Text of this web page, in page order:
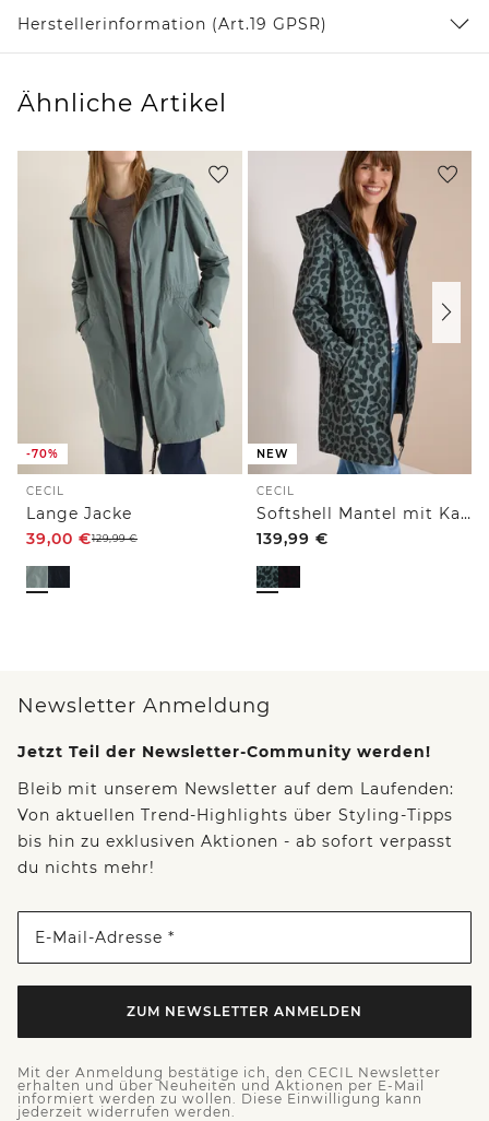
Herstellerinformation (Art.19 GPSR)
Ähnliche Artikel
-70%
CECIL
Lange Jacke
39,00 €129,99€
NEW
CECIL
Softshell Mantel mit Kapuze und Leo-Muster
139,99 €
Newsletter Anmeldung
Jetzt Teil der Newsletter-Community werden!
Bleib mit unserem Newsletter auf dem Laufenden:
Von aktuellen Trend-Highlights über Styling-Tipps
bis hin zu exklusiven Aktionen - ab sofort verpasst
du nichts mehr!
E-Mail-Adresse *
ZUM NEWSLETTER ANMELDEN
Mit der Anmeldung bestätige ich, den CECIL Newsletter
erhalten und über Neuheiten und Aktionen per E-Mail
informiert werden zu wollen. Diese Einwilligung kann
jederzeit widerrufen werden.